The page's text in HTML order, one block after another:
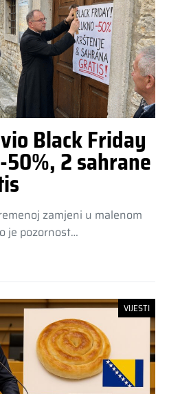
Black Friday
2 sahrane
zamjeni u malenom
je pozornost…
VIJESTI